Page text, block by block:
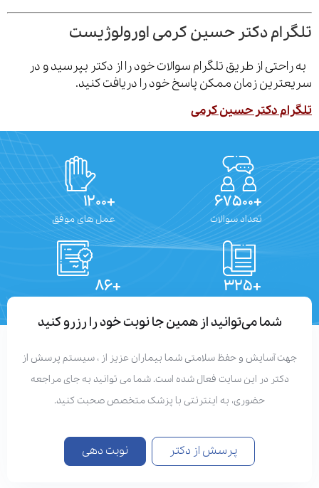
دکتر حسین کرمی اورولوژیست
از طریق تلگرام سوالات خود را از دکتر بپرسید و در
زمان ممکن پاسخ خود را دریافت کنید.
دکتر حسین کرمی
تعداد سوالات عمل های موفق
شما می‌توانید از همین جا نوبت خود را رزرو کنید
آسایش و حفظ سلامتی شما بیماران عزیز از ، سیستم پرسش از
دکتر در این سایت فعال شده است. شما می توانید به جای مراجعه
حضوری، به اینترنتی با پزشک متخصص صحبت کنید.
پرسش از دکتر نوبت دهی